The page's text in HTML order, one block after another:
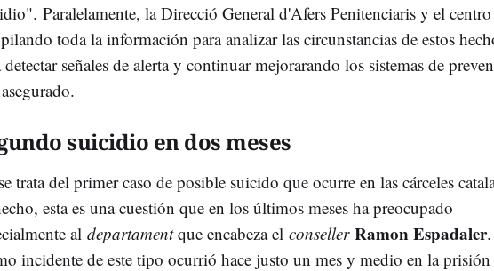
Paralelamente, la Direcció General d'Afers Penitenciaris y el centro
toda la información para analizar las circunstancias de estos
detectar señales de alerta y continuar mejorarando los sistemas de
suicidio en dos meses
trata del primer caso de posible suicido que ocurre en las cárceles
esta es una cuestión que en los últimos meses ha preocupado
al departamentque encabeza el conseller Ramon Espadaler
incidente de este tipo ocurrió hace justo un mes y medio en la prisión